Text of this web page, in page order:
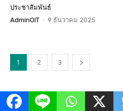
ประชาสัมพันธ์
AdminOIT - 9 ธันวาคม 2025
1 2 3
ข่าวเด่น